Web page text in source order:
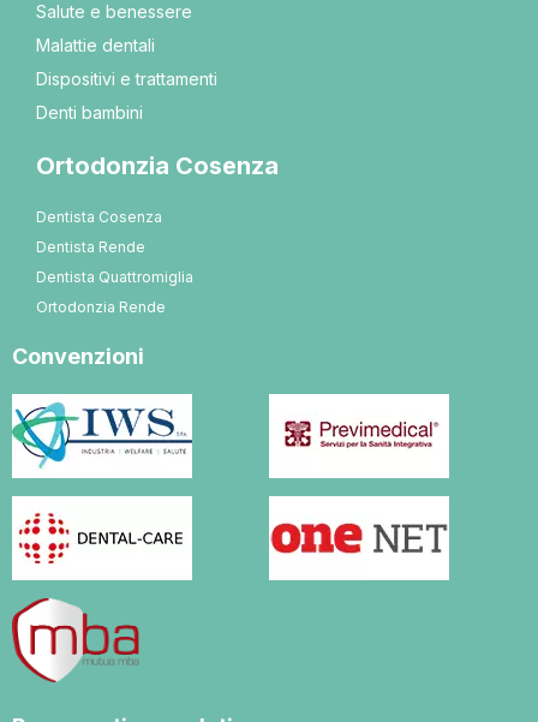
Salute e benessere
Malattie dentali
Dispositivi e trattamenti
Denti bambini
Ortodonzia Cosenza
Dentista Cosenza
Dentista Rende
Dentista Quattromiglia
Ortodonzia Rende
Convenzioni